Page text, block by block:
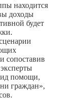
находится
доходы
будет
сопоставив
помощи,
граждан»,